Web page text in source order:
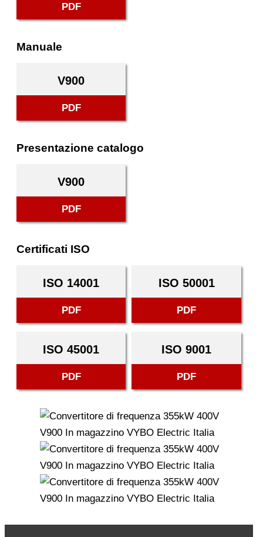
PDF
Manuale
V900
PDF
Presentazione catalogo
V900
PDF
Certificati ISO
ISO 14001
PDF
ISO 50001
PDF
ISO 45001
PDF
ISO 9001
PDF